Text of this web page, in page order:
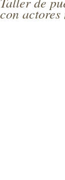
con actores